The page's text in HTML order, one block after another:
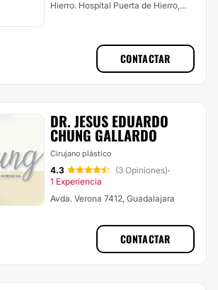
Hierro. Hospital Puerta de Hierro,
CONTACTAR
DR. JESUS EDUARDO
CHUNG GALLARDO
Cirujano plástico
4.3 (3 Opiniones)·
1 Experiencia
Avda. Verona 7412, Guadalajara
CONTACTAR